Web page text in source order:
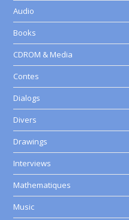
Audio
Books
CDROM & Media
Contes
Dialogs
Divers
Drawings
Interviews
Mathematiques
Music